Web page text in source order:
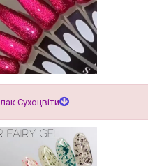
Сухоцвіти